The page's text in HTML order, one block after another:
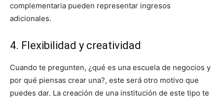
complementaria pueden representar ingresos
adicionales.
4. Flexibilidad y creatividad
Cuando te pregunten, ¿qué es una escuela de negocios y
por qué piensas crear una?, este será otro motivo que
puedes dar. La creación de una institución de este tipo te